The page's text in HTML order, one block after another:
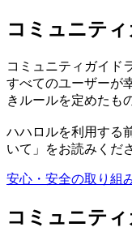
コミュニテ
コミュニティガイド
すべてのユーザーが
きルールを定めたも
ハハロルを利用する
いて」をお読みくだ
安心・安全の取り組
コミュニテ